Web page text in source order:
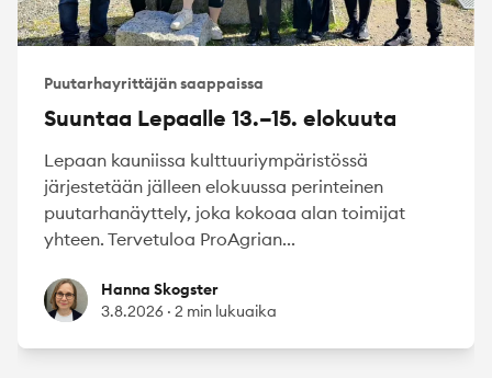
Puutarhayrittäjän saappaissa
Suuntaa Lepaalle 13.–15. elokuuta
Lepaan kauniissa kulttuuriympäristössä
järjestetään jälleen elokuussa perinteinen
puutarhanäyttely, joka kokoaa alan toimijat
yhteen. Tervetuloa ProAgrian...
Hanna Skogster
Hanna Skogster
3.8.2026 · 2 min lukuaika